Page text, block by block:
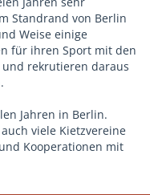
Standrand von Berlin
Weise einige
für ihren Sport mit den
und rekrutieren daraus
Jahren in Berlin.
viele Kietzvereine
Kooperationen mit